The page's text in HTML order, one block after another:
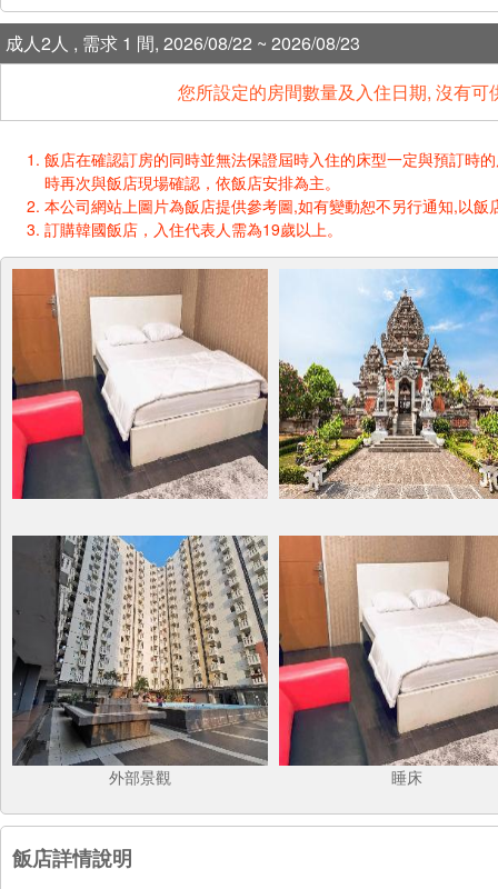
成人2人 , 需求 1 間, 2026/08/22 ~ 2026/08/23
您所設定的房間數量及入住日期, 沒有
飯店在確認訂房的同時並無法保證屆時入住的床型一定與預訂時
時再次與飯店現場確認，依飯店安排為主。
本公司網站上圖片為飯店提供參考圖,如有變動恕不另行通知,以飯
訂購韓國飯店，入住代表人需為19歲以上。
外部景觀 睡床
飯店詳情說明